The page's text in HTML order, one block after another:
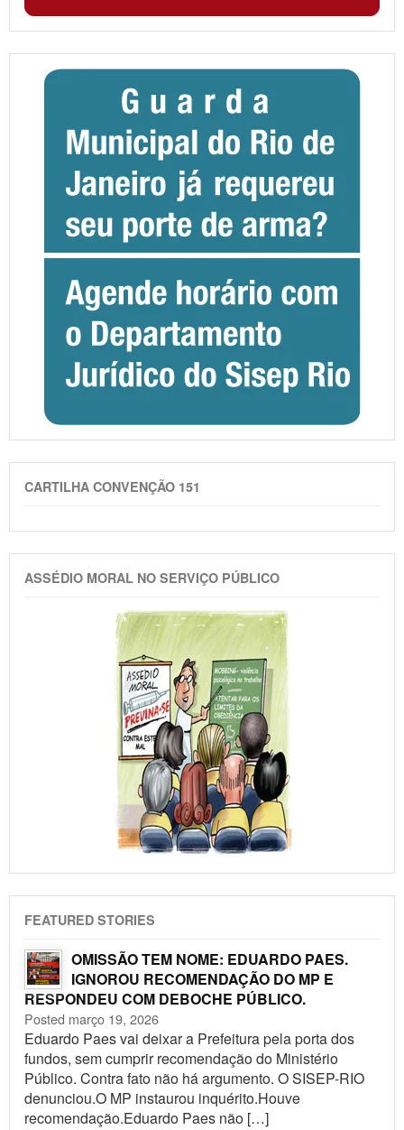
CARTILHA CONVENÇÃO 151
ASSÉDIO MORAL NO SERVIÇO PÚBLICO
FEATURED STORIES
OMISSÃO TEM NOME: EDUARDO PAES.
IGNOROU RECOMENDAÇÃO DO MP E
RESPONDEU COM DEBOCHE PÚBLICO.
Posted março 19, 2026
Eduardo Paes vai deixar a Prefeitura pela porta dos
fundos, sem cumprir recomendação do Ministério
Público. Contra fato não há argumento. O SISEP-RIO
denunciou.O MP instaurou inquérito.Houve
recomendação.Eduardo Paes não […]